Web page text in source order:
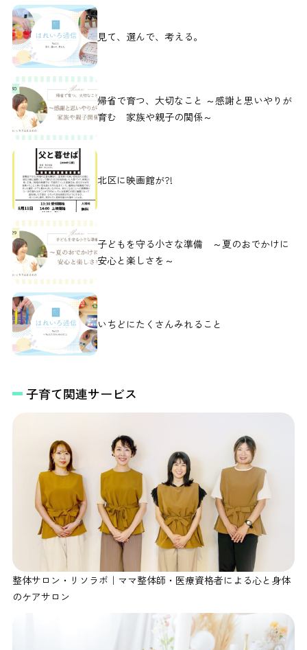
見て、選んで、考える。
帰省で育つ、大切なこと ～感謝と思いやりが
育む 家族や親子の関係～
北区に映画館が?!
子どもを守る小さな準備 ～夏のおでかけに
安心と楽しさを～
いちどにたくさんみれること
子育て関連サービス
整体サロン・リソラボ｜ママ整体師・医療資格者による心と身体
のケアサロン